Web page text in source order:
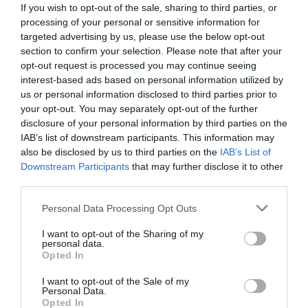
If you wish to opt-out of the sale, sharing to third parties, or
processing of your personal or sensitive information for
targeted advertising by us, please use the below opt-out
section to confirm your selection. Please note that after your
opt-out request is processed you may continue seeing
interest-based ads based on personal information utilized by
us or personal information disclosed to third parties prior to
your opt-out. You may separately opt-out of the further
disclosure of your personal information by third parties on the
IAB’s list of downstream participants. This information may
also be disclosed by us to third parties on the IAB’s List of
Downstream Participants that may further disclose it to other
Personal Data Processing Opt Outs
I want to opt-out of the Sharing of my
personal data.
Opted In
I want to opt-out of the Sale of my
Personal Data.
Opted In
Eulogio López
ECONOMÍA
‘Warner Bros. Discovery’ asume ya 600
millones en gastos de su fusión con
Paramount
ECONOMÍA
La ‘low cost’ británica easyJet pasará a manos
del peor fondo posible: Apollo... pero no
podrá hacerse con el control total
Cristina Martín
INTERNACIONAL
chavismo y un sector de la oposición, pero
los venezolanos quieren a Corina